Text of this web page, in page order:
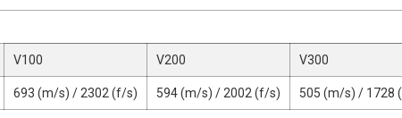
V100 V200 V300
693 (m/s) / 2302 (f/s) 594 (m/s) / 2002 (f/s) 505 (m/s) / 1728